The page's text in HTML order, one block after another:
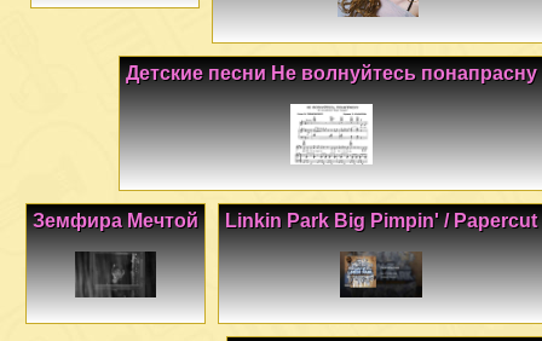
Детские песни Не волнуйтесь понапрасну
Linkin Park Big Pimpin' / Papercut
Земфира Мечтой